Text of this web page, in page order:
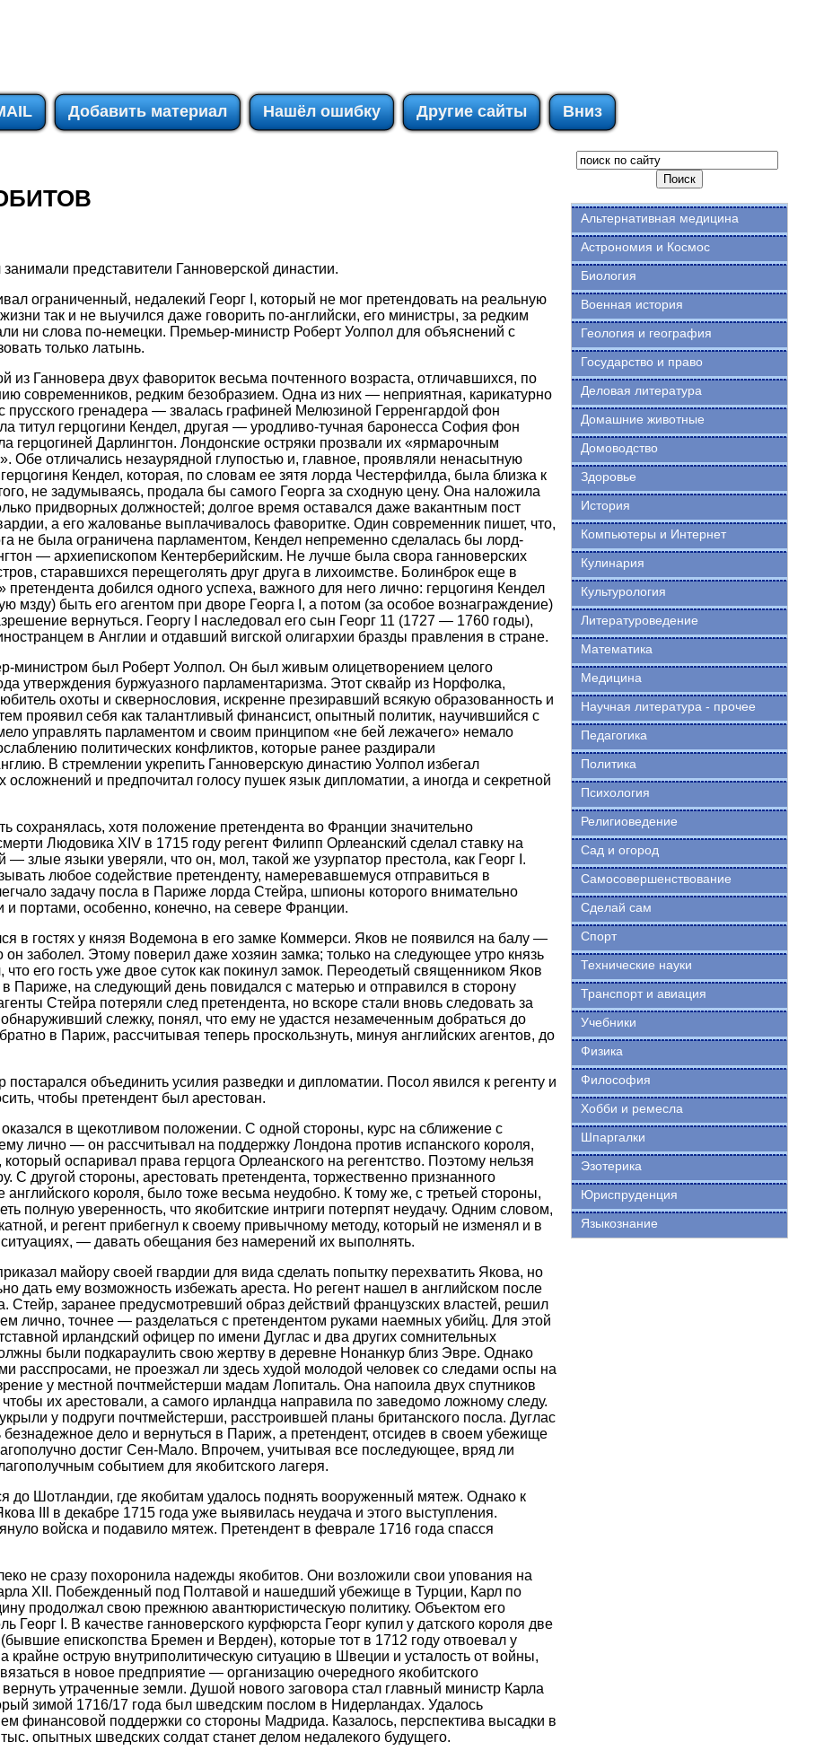
Добавить материал Нашёл ошибку Другие сайты Вниз
представители Ганноверской династии.
ограниченный, недалекий Георг I, который не мог претендовать на реальную
так и не выучился даже говорить по-английски, его министры, за редким
ни слова по-немецки. Премьер-министр Роберт Уолпол для объяснений с
только латынь.
из Ганновера двух фавориток весьма почтенного возраста, отличавшихся, по
современников, редким безобразием. Одна из них — неприятная, карикатурно
прусского гренадера — звалась графиней Мелюзиной Герренгардой фон
титул герцогини Кендел, другая — уродливо-тучная баронесса София фон
герцогиней Дарлингтон. Лондонские остряки прозвали их «ярмарочным
Обе отличались незаурядной глупостью и, главное, проявляли ненасытную
Кендел, которая, по словам ее зятя лорда Честерфилда, была близка к
не задумываясь, продала бы самого Георга за сходную цену. Она наложила
придворных должностей; долгое время оставался даже вакантным пост
а его жалованье выплачивалось фаворитке. Один современник пишет, что,
не была ограничена парламентом, Кендел непременно сделалась бы лорд-
— архиепископом Кентерберийским. Не лучше была свора ганноверских
старавшихся перещеголять друг друга в лихоимстве. Болинброк еще в
претендента добился одного успеха, важного для него лично: герцогиня Кендел
мзду) быть его агентом при дворе Георга I, а потом (за особое вознаграждение)
вернуться. Георгу I наследовал его сын Георг 11 (1727 — 1760 годы),
в Англии и отдавший вигской олигархии бразды правления в стране.
министром был Роберт Уолпол. Он был живым олицетворением целого
утверждения буржуазного парламентаризма. Этот сквайр из Норфолка,
охоты и сквернословия, искренне презиравший всякую образованность и
проявил себя как талантливый финансист, опытный политик, научившийся с
управлять парламентом и своим принципом «не бей лежачего» немало
политических конфликтов, которые ранее раздирали
В стремлении укрепить Ганноверскую династию Уолпол избегал
осложнений и предпочитал голосу пушек язык дипломатии, а иногда и секретной
сохранялась, хотя положение претендента во Франции значительно
Людовика XIV в 1715 году регент Филипп Орлеанский сделал ставку на
— злые языки уверяли, что он, мол, такой же узурпатор престола, как Георг I.
любое содействие претенденту, намеревавшемуся отправиться в
задачу посла в Париже лорда Стейра, шпионы которого внимательно
и портами, особенно, конечно, на севере Франции.
в гостях у князя Водемона в его замке Коммерси. Яков не появился на балу —
он заболел. Этому поверил даже хозяин замка; только на следующее утро князь
его гость уже двое суток как покинул замок. Переодетый священником Яков
Париже, на следующий день повидался с матерью и отправился в сторону
Стейра потеряли след претендента, но вскоре стали вновь следовать за
слежку, понял, что ему не удастся незамеченным добраться до
в Париж, рассчитывая теперь проскользнуть, минуя английских агентов, до
объединить усилия разведки и дипломатии. Посол явился к регенту и
чтобы претендент был арестован.
в щекотливом положении. С одной стороны, курс на сближение с
лично — он рассчитывал на поддержку Лондона против испанского короля,
оспаривал права герцога Орлеанского на регентство. Поэтому нельзя
С другой стороны, арестовать претендента, торжественно признанного
английского короля, было тоже весьма неудобно. К тому же, с третьей стороны,
полную уверенность, что якобитские интриги потерпят неудачу. Одним словом,
и регент прибегнул к своему привычному методу, который не изменял и в
— давать обещания без намерений их выполнять.
майору своей гвардии для вида сделать попытку перехватить Якова, но
дать ему возможность избежать ареста. Но регент нашел в английском после
Стейр, заранее предусмотревший образ действий французских властей, решил
лично, точнее — разделаться с претендентом руками наемных убийц. Для этой
ирландский офицер по имени Дуглас и два других сомнительных
были подкараулить свою жертву в деревне Нонанкур близ Эвре. Однако
расспросами, не проезжал ли здесь худой молодой человек со следами оспы на
у местной почтмейстерши мадам Лопиталь. Она напоила двух спутников
их арестовали, а самого ирландца направила по заведомо ложному следу.
у подруги почтмейстерши, расстроившей планы британского посла. Дуглас
дело и вернуться в Париж, а претендент, отсидев в своем убежище
достиг Сен-Мало. Впрочем, учитывая все последующее, вряд ли
событием для якобитского лагеря.
до Шотландии, где якобитам удалось поднять вооруженный мятеж. Однако к
III в декабре 1715 года уже выявилась неудача и этого выступления.
войска и подавило мятеж. Претендент в феврале 1716 года спасся
не сразу похоронила надежды якобитов. Они возложили свои упования на
XII. Побежденный под Полтавой и нашедший убежище в Турции, Карл по
продолжал свою прежнюю авантюристическую политику. Объектом его
Георг I. В качестве ганноверского курфюрста Георг купил у датского короля две
епископства Бремен и Верден), которые тот в 1712 году отвоевал у
крайне острую внутриполитическую ситуацию в Швеции и усталость от войны,
в новое предприятие — организацию очередного якобитского
утраченные земли. Душой нового заговора стал главный министр Карла
зимой 1716/17 года был шведским послом в Нидерландах. Удалось
финансовой поддержки со стороны Мадрида. Казалось, перспектива высадки в
опытных шведских солдат станет делом недалекого будущего.
Альтернативная медицина
Астрономия и Космос
Биология
Военная история
Геология и география
Государство и право
Деловая литература
Домашние животные
Домоводство
Здоровье
История
Компьютеры и Интернет
Кулинария
Культурология
Литературоведение
Математика
Медицина
Научная литература - прочее
Педагогика
Политика
Психология
Религиоведение
Сад и огород
Самосовершенствование
Сделай сам
Спорт
Технические науки
Транспорт и авиация
Учебники
Физика
Философия
Хобби и ремесла
Шпаргалки
Эзотерика
Юриспруденция
Языкознание